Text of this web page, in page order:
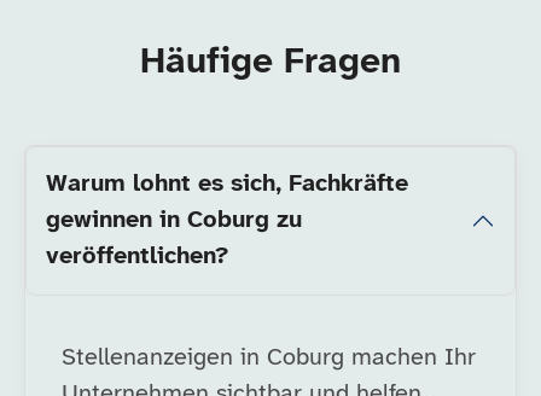
Häufige Fragen
Warum lohnt es sich, Fachkräfte
gewinnen in Coburg zu
veröffentlichen?
Stellenanzeigen in Coburg machen Ihr